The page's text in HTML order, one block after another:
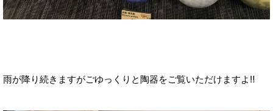
雨が降り続きますがごゆっくりと陶器をご覧いただけますよ‼️